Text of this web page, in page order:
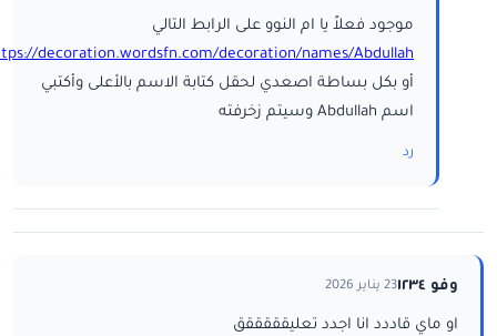
موجود فعلاً يا ام النوو على الرابط التالي
decoration.wordsfn.com/decoration/names/Abdullah/
أو بكل بساطة اصعدي لحقل كتابة الاسم بالأعلى وأكتبي
اسم Abdullah وسيتم زخرفته
رد
وفو ١٢٣٤ 23 يناير 2026
او ماي قاددد انا اجدد تعليقققققق